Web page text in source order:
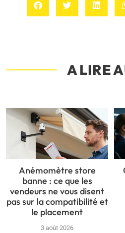
A LIRE
Anémomètre store
banne : ce que les
vendeurs ne vous disent
pas sur la compatibilité et
le placement
3 août 2026